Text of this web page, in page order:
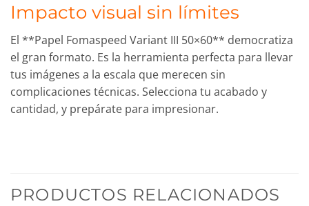
Impacto visual sin límites
El **Papel Fomaspeed Variant III 50×60** democratiza
el gran formato. Es la herramienta perfecta para llevar
tus imágenes a la escala que merecen sin
complicaciones técnicas. Selecciona tu acabado y
cantidad, y prepárate para impresionar.
PRODUCTOS RELACIONADOS